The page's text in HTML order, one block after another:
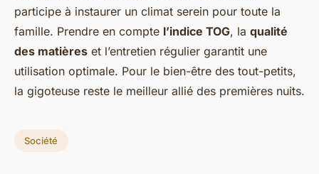
participe à instaurer un climat serein pour toute la
famille. Prendre en compte l’indice TOG, la qualité
des matières et l’entretien régulier garantit une
utilisation optimale. Pour le bien-être des tout-petits,
la gigoteuse reste le meilleur allié des premières nuits.
Société